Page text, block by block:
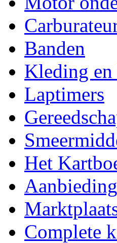
Banden
Kleding en
Laptimers
Het
Complete